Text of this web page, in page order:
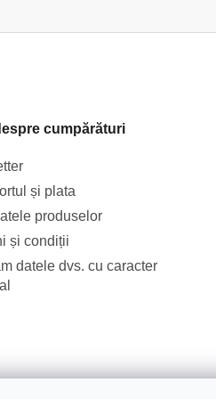
cumpărături
și plata
produselor
și condiții
datele dvs. cu caracter